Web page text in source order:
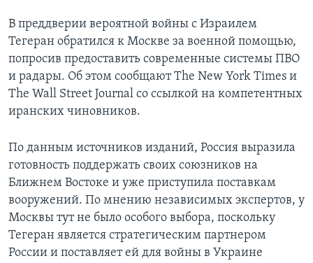
В преддверии вероятной войны с Израилем
Тегеран обратился к Москве за военной помощью,
попросив предоставить современные системы ПВО
и радары. Об этом сообщают The New York Times и
The Wall Street Journal со ссылкой на компетентных
иранских чиновников.
По данным источников изданий, Россия выразила
готовность поддержать своих союзников на
Ближнем Востоке и уже приступила поставкам
вооружений. По мнению независимых экспертов, у
Москвы тут не было особого выбора, поскольку
Тегеран является стратегическим партнером
России и поставляет ей для войны в Украине